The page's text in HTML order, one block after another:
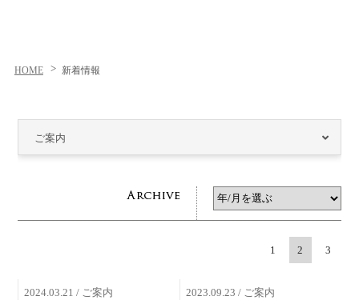
HOME 新着情報
ご案内
1 2 3
2024.03.21 / ご案内 2023.09.23 / ご案内